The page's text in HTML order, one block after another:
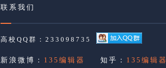
联系我们
高校QQ群：233098735
新浪微博： 135编辑器 知乎： 135编辑器